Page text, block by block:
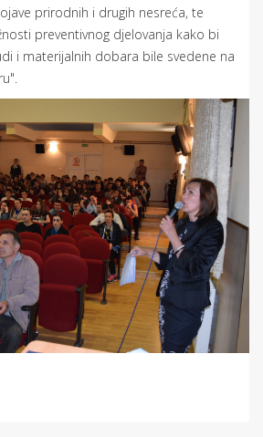
prirodnih i drugih nesreća, te
preventivnog djelovanja kako bi
i materijalnih dobara bile svedene na